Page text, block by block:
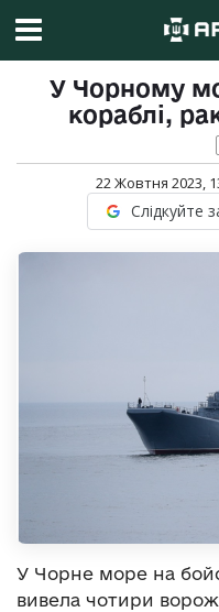
У Чорному
кораблі,
22 Жовтня 2023,
Слідкуйте
У Чорне море на
вивела чотири